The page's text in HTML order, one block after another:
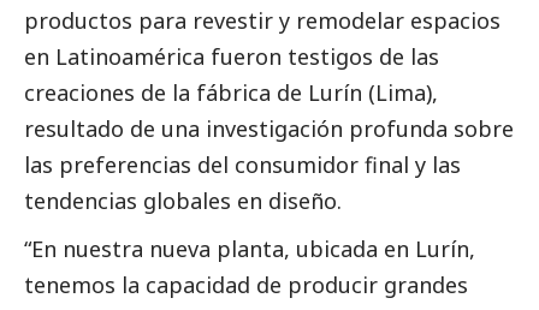
productos para revestir y remodelar espacios
en Latinoamérica fueron testigos de las
creaciones de la fábrica de Lurín (Lima),
resultado de una investigación profunda sobre
las preferencias del consumidor final y las
tendencias globales en diseño.
“En nuestra nueva planta, ubicada en Lurín,
tenemos la capacidad de producir grandes